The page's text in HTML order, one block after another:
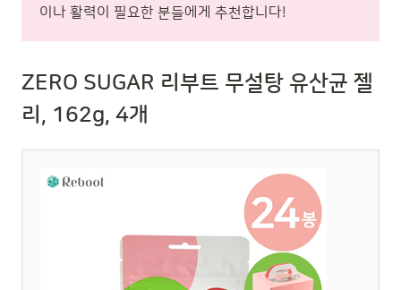
이나 활력이 필요한 분들에게 추천합니다!
ZERO SUGAR 리부트 무설탕 유산균 젤
리, 162g, 4개